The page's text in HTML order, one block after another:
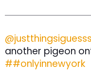
@justthingsiguesss
another pigeon
##onlyinnewyork